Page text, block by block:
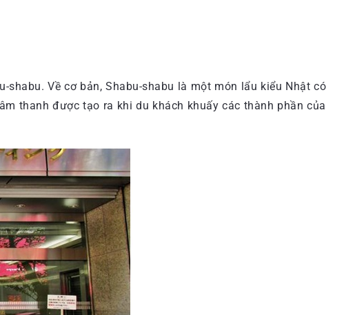
Về cơ bản, Shabu-shabu là một món lẩu kiểu Nhật có
thanh được tạo ra khi du khách khuấy các thành phần của